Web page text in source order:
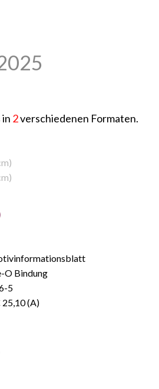
2verschiedenen Formaten.
O Bindung
5
25,10 (A)